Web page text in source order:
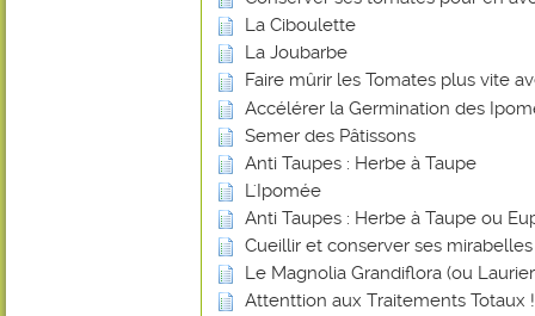
La Ciboulette
La Joubarbe
Faire mûrir les Tomates plus vite
Accélérer la Germination des
Semer des Pâtissons
Anti Taupes : Herbe à Taupe
L'Ipomée
Anti Taupes : Herbe à Taupe ou
Cueillir et conserver ses mirabelles
Le Magnolia Grandiflora (ou
Attenttion aux Traitements Totaux !